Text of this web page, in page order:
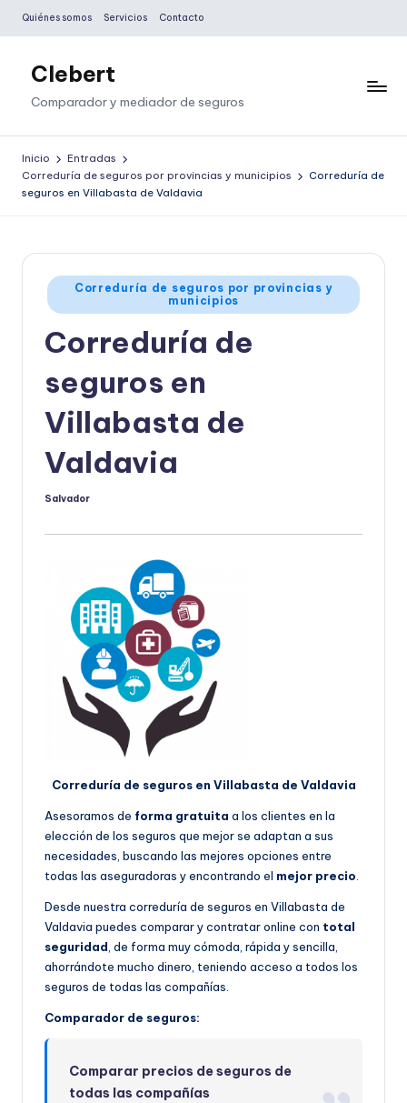
Saltar
contenido
Quiénes somos Servicios Contacto
Clebert
Comparador y mediador de seguros
Inicio
Entradas
Correduría de seguros por provincias y municipios
Correduría de
seguros en Villabasta de Valdavia
Publicado
en
Correduría de seguros por provincias y
municipios
Correduría de
seguros en
Villabasta de
Valdavia
Publicado
Salvador
Correduría de seguros en Villabasta de Valdavia
Asesoramos de forma gratuita a los clientes en la
elección de los seguros que mejor se adaptan a sus
necesidades, buscando las mejores opciones entre
todas las aseguradoras y encontrando el mejor precio.
Desde nuestra correduría de seguros en Villabasta de
Valdavia puedes comparar y contratar online con total
seguridad, de forma muy cómoda, rápida y sencilla,
ahorrándote mucho dinero, teniendo acceso a todos los
seguros de todas las compañías.
Comparador de seguros:
Comparar precios de seguros de
todas las compañías